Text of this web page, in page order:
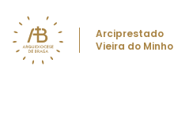
Arciprestado
Vieira do Minho